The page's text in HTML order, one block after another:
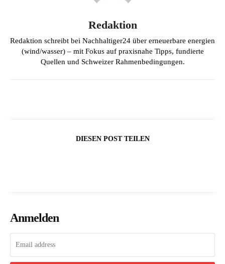
Redaktion
Redaktion schreibt bei Nachhaltiger24 über erneuerbare energien
(wind/wasser) – mit Fokus auf praxisnahe Tipps, fundierte
Quellen und Schweizer Rahmenbedingungen.
DIESEN POST TEILEN
Anmelden